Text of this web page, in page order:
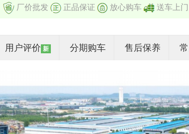
厂价批发 正品保证 放心购车 送车上门
用户评价 新 分期购车 售后保养